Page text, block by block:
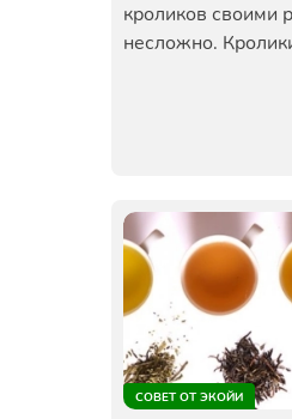
кроликов своими
несложно.
СОВЕТ ОТ ЭКОЙИ